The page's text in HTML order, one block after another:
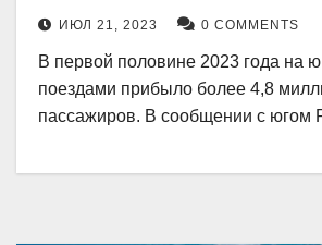
ИЮЛ 21, 2023 0 COMMENTS
В первой половине 2023 года на
поездами прибыло более 4,8
пассажиров. В сообщении с югом